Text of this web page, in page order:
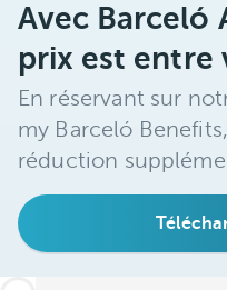
Avec Barceló
prix est entre
En réservant sur
my Barceló
réduction